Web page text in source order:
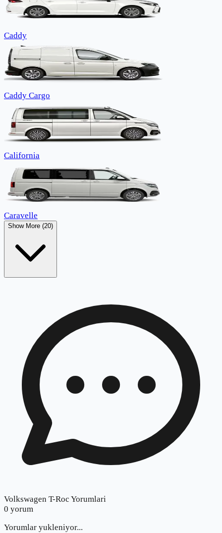
Caddy
Caddy Cargo
California
Caravelle
Show More (20)
Volkswagen T-Roc Yorumlari
0 yorum
Yorumlar yukleniyor...